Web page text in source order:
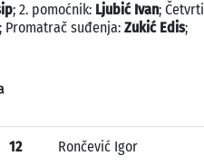
; 2. pomoćnik: Ljubić Ivan; Četvrti
; Promatrač suđenja: Zukić Edis;
12 Rončević Igor